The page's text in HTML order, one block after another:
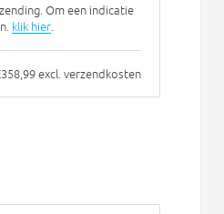
Om een indicatie
klik hier
excl. verzendkosten